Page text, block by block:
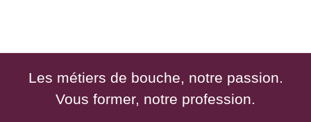
Les métiers de bouche, notre passion.
Vous former, notre profession.